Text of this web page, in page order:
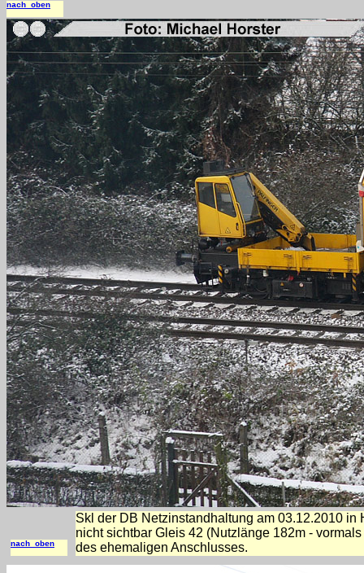
nach oben
Skl der DB Netzinstandhaltung am 03.12.2010
nicht sichtbar Gleis 42 (Nutzlänge 182m -
des ehemaligen Anschlusses.
nach oben